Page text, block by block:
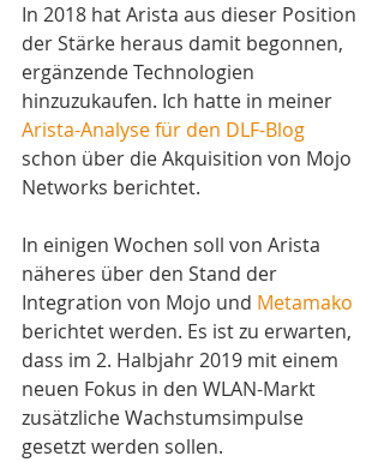
In 2018 hat Arista aus dieser Position
der Stärke heraus damit begonnen,
ergänzende Technologien
hinzuzukaufen. Ich hatte in meiner
Arista-Analyse für den DLF-Blog
schon über die Akquisition von Mojo
Networks berichtet.
In einigen Wochen soll von Arista
näheres über den Stand der
Integration von Mojo und Metamako
berichtet werden. Es ist zu erwarten,
dass im 2. Halbjahr 2019 mit einem
neuen Fokus in den WLAN-Markt
zusätzliche Wachstumsimpulse
gesetzt werden sollen.